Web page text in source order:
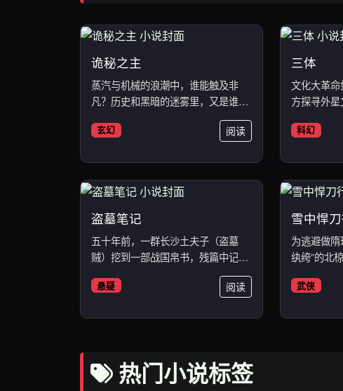
诡秘之主
蒸汽与机械的浪潮中，谁能触及非
凡？历史和黑暗的迷雾里，又是谁在
玄幻 阅读
三体
文化大革
方探寻外
科幻
盗墓笔记
五十年前，一群长沙土夫子（盗墓
贼）挖到一部战国帛书，残篇中记载
悬疑 阅读
雪中悍
为逃避做
纨绔”的北
武侠
热门小说标签